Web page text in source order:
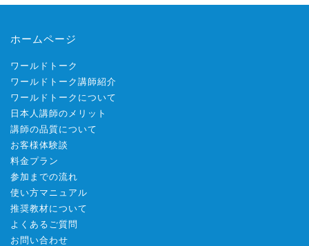
ホームページ
ワールドトーク
ワールドトーク講師紹介
ワールドトークについて
日本人講師のメリット
講師の品質について
お客様体験談
料金プラン
参加までの流れ
使い方マニュアル
推奨教材について
よくあるご質問
お問い合わせ